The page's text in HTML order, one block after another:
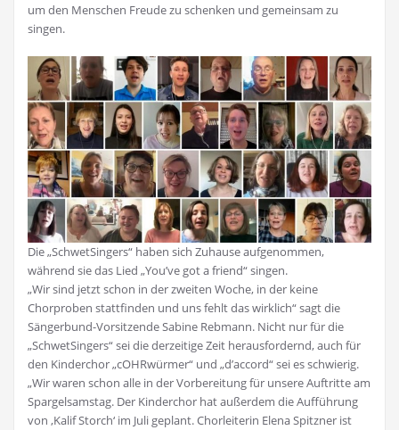
um den Menschen Freude zu schenken und gemeinsam zu
singen.
Die „SchwetSingers“ haben sich Zuhause aufgenommen,
während sie das Lied „You’ve got a friend“ singen.
„Wir sind jetzt schon in der zweiten Woche, in der keine
Chorproben stattfinden und uns fehlt das wirklich“ sagt die
Sängerbund-Vorsitzende Sabine Rebmann. Nicht nur für die
„SchwetSingers“ sei die derzeitige Zeit herausfordernd, auch für
den Kinderchor „cOHRwürmer“ und „d’accord“ sei es schwierig.
„Wir waren schon alle in der Vorbereitung für unsere Auftritte am
Spargelsamstag. Der Kinderchor hat außerdem die Aufführung
von ,Kalif Storch‘ im Juli geplant. Chorleiterin Elena Spitzner ist